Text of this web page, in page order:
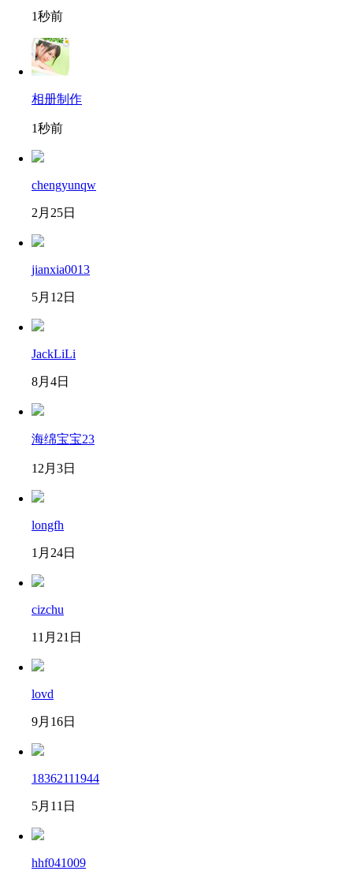
1秒前
相册制作
1秒前
chengyunqw
2月25日
jianxia0013
5月12日
JackLiLi
8月4日
海绵宝宝23
12月3日
longfh
1月24日
cizchu
11月21日
lovd
9月16日
18362111944
5月11日
hhf041009